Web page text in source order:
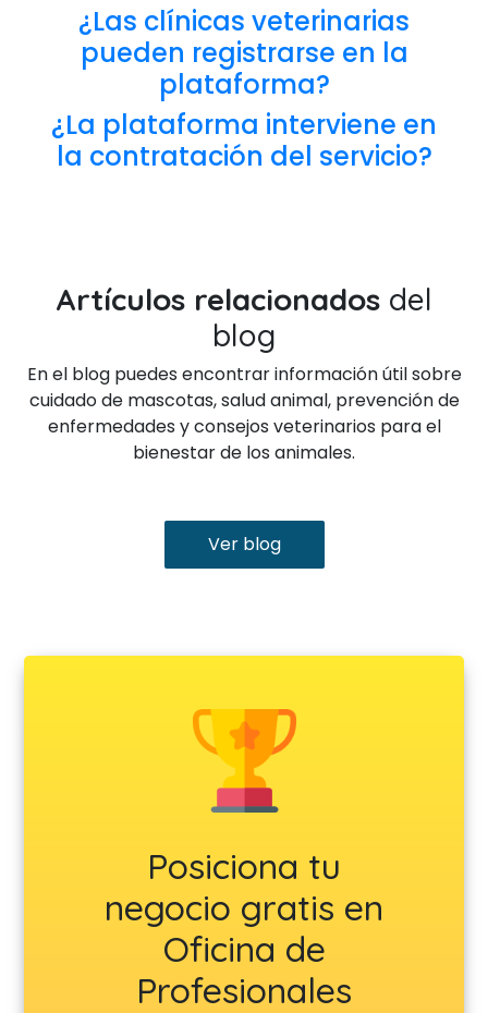
¿Las clínicas veterinarias
pueden registrarse en la
plataforma?
¿La plataforma interviene en
la contratación del servicio?
Artículos relacionados del
blog
En el blog puedes encontrar información útil sobre
cuidado de mascotas, salud animal, prevención de
enfermedades y consejos veterinarios para el
bienestar de los animales.
Ver blog
Posiciona tu
negocio gratis en
Oficina de
Profesionales